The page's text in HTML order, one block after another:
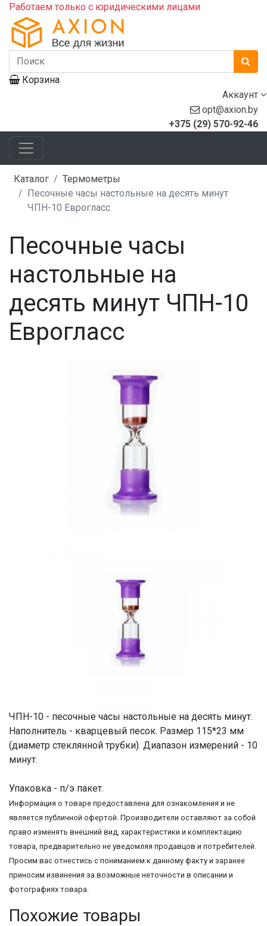
Работаем только с юридическими лицами
Корзина
Аккаунт
opt@axion.by
+375 (29) 570-92-46
Каталог
Термометры
Песочные часы настольные на десять минут
ЧПН-10 Еврогласс
Песочные часы
настольные на
десять минут ЧПН-10
Еврогласс
ЧПН-10 - песочные часы настольные на десять минут.
Наполнитель - кварцевый песок. Размер 115*23 мм
(диаметр стеклянной трубки). Диапазон измерений - 10
минут.
Упаковка - п/э пакет.
Информация о товаре предоставлена для ознакомления и не
является публичной офертой. Производители оставляют за собой
право изменять внешний вид, характеристики и комплектацию
товара, предварительно не уведомляя продавцов и потребителей.
Просим вас отнестись с пониманием к данному факту и заранее
приносим извинения за возможные неточности в описании и
фотографиях товара.
Похожие товары